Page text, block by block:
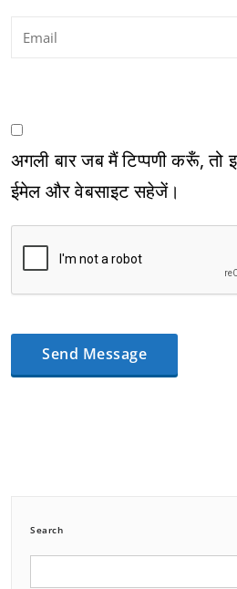
अगली बार जब मैं टिप्पणी करूँ, तो
ईमेल और वेबसाइट सहेजें।
Search
Search